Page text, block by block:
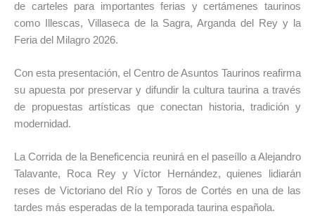
de carteles para importantes ferias y certámenes taurinos
como Illescas, Villaseca de la Sagra, Arganda del Rey y la
Feria del Milagro 2026.
Con esta presentación, el Centro de Asuntos Taurinos reafirma
su apuesta por preservar y difundir la cultura taurina a través
de propuestas artísticas que conectan historia, tradición y
modernidad.
La Corrida de la Beneficencia reunirá en el paseíllo aAlejandro
Talavante, Roca Rey yVíctor Hernández, quienes lidiarán
reses de Victoriano del Río y Toros de Cortés en una de las
tardes más esperadas de la temporada taurina española.